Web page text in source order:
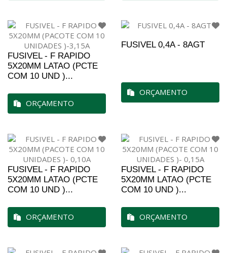
FUSIVEL - F RAPIDO
5X20MM LATAO (PCTE
COM 10 UND )...
ORÇAMENTO
FUSIVEL 0,4A - 8AGT
ORÇAMENTO
FUSIVEL - F RAPIDO
5X20MM LATAO (PCTE
COM 10 UND )...
ORÇAMENTO
FUSIVEL - F RAPIDO
5X20MM LATAO (PCTE
COM 10 UND )...
ORÇAMENTO